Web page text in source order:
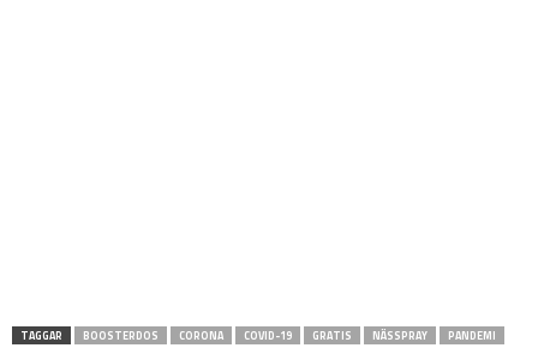
TAGGAR BOOSTERDOS CORONA COVID-19 GRATIS NÄSSPRAY PANDEMI